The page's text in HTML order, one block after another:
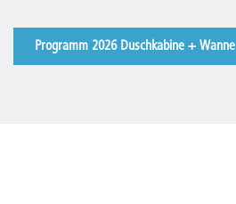
Programm 2026 Duschkabine + Wanne